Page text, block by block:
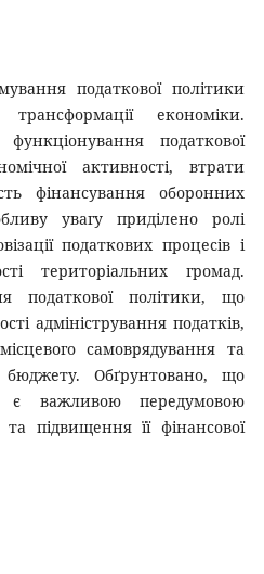
податкової політики
економіки.
податкової
активності, втрати
фінансування оборонних
увагу приділено ролі
податкових процесів і
територіальних громад.
податкової політики, що
адміністрування податків,
самоврядування та
бюджету. Обґрунтовано, що
є важливою передумовою
підвищення її фінансової